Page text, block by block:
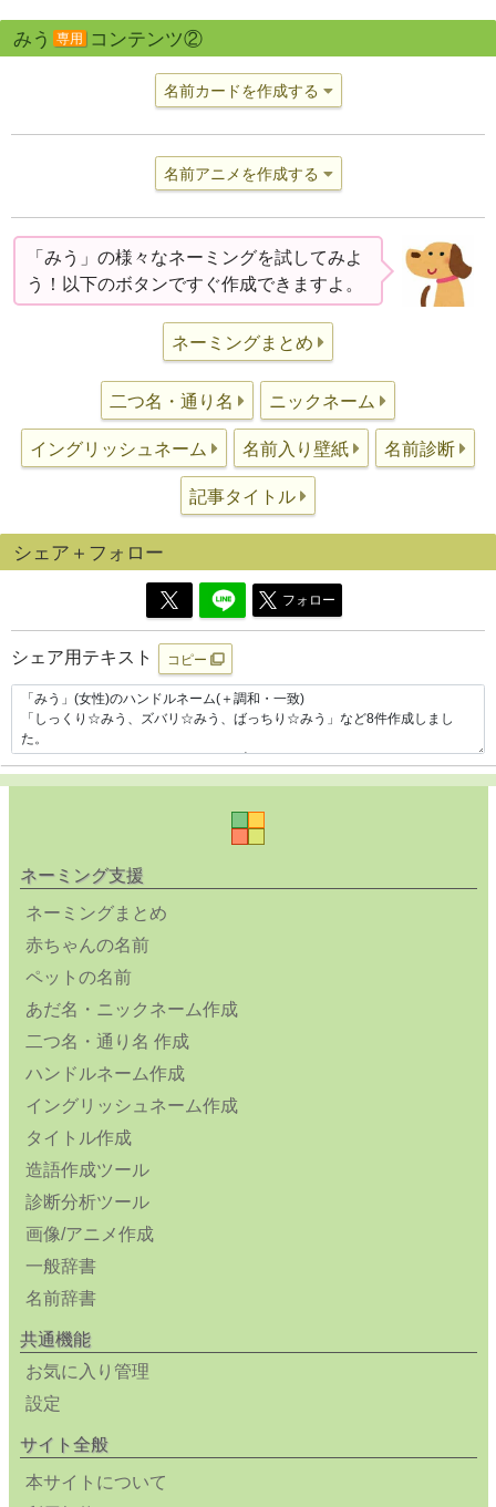
みう 専用 コンテンツ②
名前カードを作成する
名前アニメを作成する
「みう」の様々なネーミングを試してみよ
う！以下のボタンですぐ作成できますよ。
ネーミングまとめ
二つ名・通り名 ニックネーム
イングリッシュネーム 名前入り壁紙 名前診断
記事タイトル
シェア＋フォロー
フォロー
シェア用テキスト コピー
ネーミング支援
ネーミングまとめ
赤ちゃんの名前
ペットの名前
あだ名・ニックネーム作成
二つ名・通り名 作成
ハンドルネーム作成
イングリッシュネーム作成
タイトル作成
造語作成ツール
診断分析ツール
画像/アニメ作成
一般辞書
名前辞書
共通機能
お気に入り管理
設定
サイト全般
本サイトについて